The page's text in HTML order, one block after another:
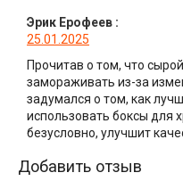
Эрик Ерофеев :
25.01.2025
Прочитав о том, что
замораживать из-за
задумался о том, как
использовать боксы для
безусловно, улучшит
Добавить отзыв